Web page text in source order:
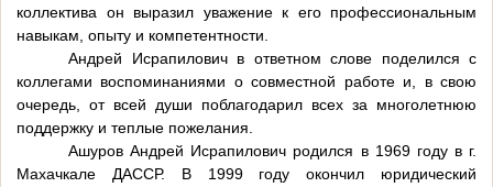
коллектива он выразил уважение к его профессиональным
навыкам, опыту и компетентности.
Андрей Исрапилович в ответном слове поделился с
коллегами воспоминаниями о совместной работе и, в свою
очередь, от всей души поблагодарил всех за многолетнюю
поддержку и теплые пожелания.
Ашуров Андрей Исрапилович родился в 1969 году в г.
Махачкале ДАССР. В 1999 году окончил юридический